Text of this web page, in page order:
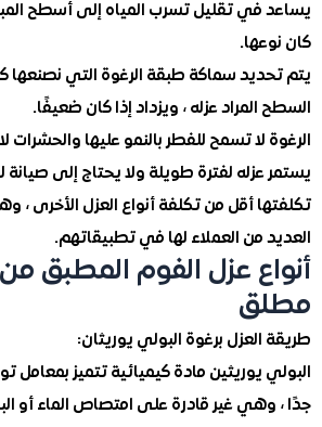
تقليل تسرب المياه إلى أسطح المباني
سماكة طبقة الرغوة التي نصنعها كعزل
عزله ، ويزداد إذا كان ضعيفًا.
لا تسمح للفطر بالنمو عليها والحشرات لا تلحق
لفترة طويلة ولا يحتاج إلى صيانة لأطول
أقل من تكلفة أنواع العزل الأخرى ، وهذا
من العملاء لها في تطبيقاتهم.
عزل الفوم المطبق من
برغوة البولي يوريثان:
يوريثين مادة كيميائية تتميز بمعامل توصيل
غير قادرة على امتصاص الماء أو البخار إلا